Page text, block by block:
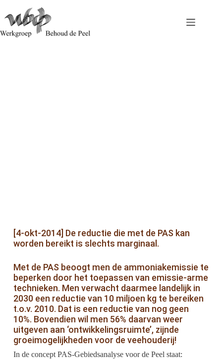
[4-okt-2014] De reductie die met de PAS kan
worden bereikt is slechts marginaal.
Met de PAS beoogt men de ammoniakemissie te
beperken door het toepassen van emissie-arme
technieken. Men verwacht daarmee landelijk in
2030 een reductie van 10 miljoen kg te bereiken
t.o.v. 2010. Dat is een reductie van nog geen
10%. Bovendien wil men 56% daarvan weer
uitgeven aan ‘ontwikkelingsruimte’, zijnde
groeimogelijkheden voor de veehouderij!
In de concept PAS-Gebiedsanalyse voor de Peel staat: